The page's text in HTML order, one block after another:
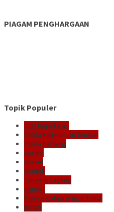
PIAGAM PENGHARGAAN
Topik Populer
Giat Kepolisian
Polda Kalimantan Tengah
Polda Kalteng
Bartim
Barsel
Buntok
Tamiang Layang
Sampit
Polres Kotawaringin Timur
Kotim